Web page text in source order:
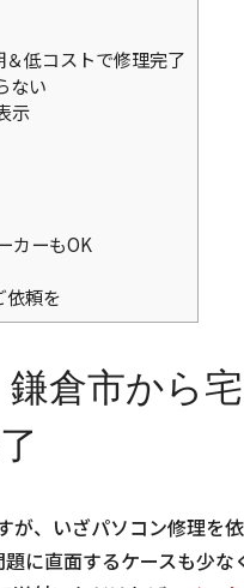
＆低コストで修理完了
ない
示
カーもOK
依頼を
鎌倉市から
、いざパソコン修理を
に直面するケースも少な